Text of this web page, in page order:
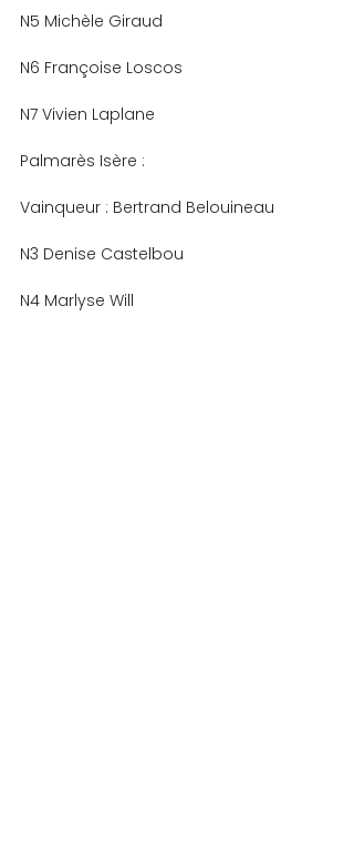
N5 Michèle Giraud
N6 Françoise Loscos
N7 Vivien Laplane
Palmarès Isère :
Vainqueur : Bertrand Belouineau
N3 Denise Castelbou
N4 Marlyse Will